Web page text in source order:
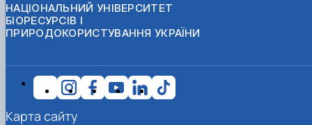
НАЦІОНАЛЬНИЙ УНІВЕРСИТЕТ
БІОРЕСУРСІВ І
ПРИРОДОКОРИСТУВАННЯ УКРАЇНИ
Карта сайту